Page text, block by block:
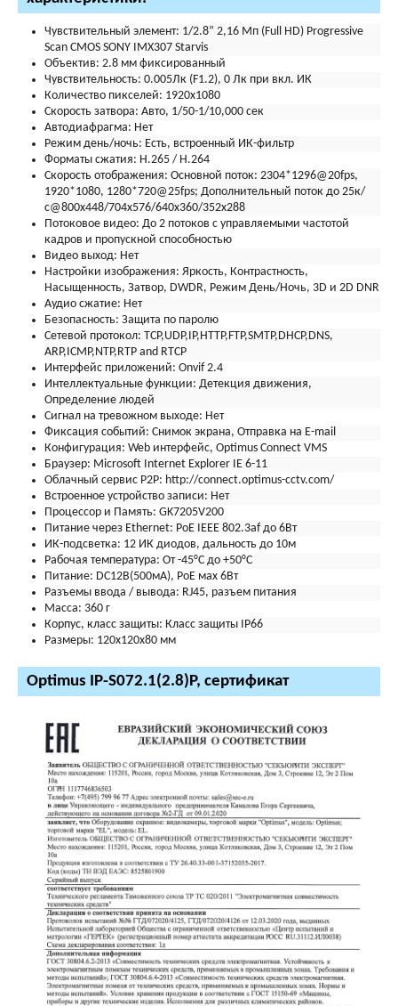
Чувствительный элемент: 1/2.8” 2,16 Мп (Full HD) Progressive
Scan CMOS SONY IMX307 Starvis
Объектив: 2.8 мм фиксированный
Чувствительность: 0.005Лк (F1.2), 0 Лк при вкл. ИК
Количество пикселей: 1920х1080
Скорость затвора: Авто, 1/50-1/10,000 сек
Автодиафрагма: Нет
Режим день/ночь: Есть, встроенный ИК-фильтр
Форматы сжатия: H.265 / H.264
Скорость отображения: Основной поток: 2304*1296@20fps,
1920*1080, 1280*720@25fps; Дополнительный поток до 25к/
с@800x448/704х576/640x360/352х288
Потоковое видео: До 2 потоков с управляемыми частотой
кадров и пропускной способностью
Видео выход: Нет
Настройки изображения: Яркость, Контрастность,
Насыщенность, Затвор, DWDR, Режим День/Ночь, 3D и 2D DNR
Аудио сжатие: Нет
Безопасность: Защита по паролю
Сетевой протокол: TCP,UDP,IP,HTTP,FTP,SMTP,DHCP,DNS,
ARP,ICMP,NTP,RTP and RTCP
Интерфейс приложений: Onvif 2.4
Интеллектуальные функции: Детекция движения,
Определение людей
Сигнал на тревожном выходе: Нет
Фиксация событий: Снимок экрана, Отправка на E-mail
Конфигурация: Web интерфейс, Optimus Connect VMS
Браузер: Microsoft Internet Explorer IE 6-11
Облачный сервис P2P: http://connect.optimus-cctv.com/
Встроенное устройство записи: Нет
Процессор и Память: GK7205V200
Питание через Ethernet: PoE IEEE 802.3af до 6Вт
ИК-подсветка: 12 ИК диодов, дальность до 10м
Рабочая температура: От -45°С до +50°С
Питание: DC12В(500мА), PoE мах 6Вт
Разъемы ввода / вывода: RJ45, разъем питания
Масса: 360 г
Корпус, класс защиты: Класс защиты IР66
Размеры: 120х120х80 мм
Optimus IP-S072.1(2.8)P, сертификат